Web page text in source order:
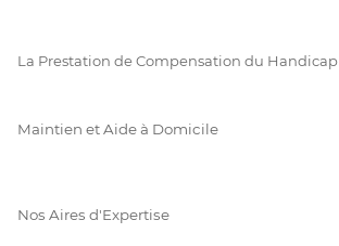
La Prestation de Compensation du Handicap
Maintien et Aide à Domicile
Nos Aires d'Expertise